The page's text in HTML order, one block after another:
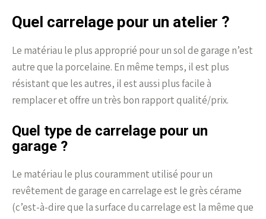
Quel carrelage pour un atelier ?
Le matériau le plus approprié pour un sol de garage n’est
autre que la porcelaine. En même temps, il est plus
résistant que les autres, il est aussi plus facile à
remplacer et offre un très bon rapport qualité/prix.
Quel type de carrelage pour un
garage ?
Le matériau le plus couramment utilisé pour un
revêtement de garage en carrelage est le grès cérame
(c’est-à-dire que la surface du carrelage est la même que